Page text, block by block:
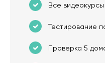
Все
Тестирование
Проверка 5